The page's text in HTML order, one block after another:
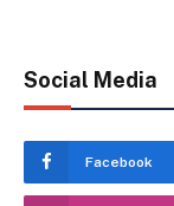
Social Media
Facebook